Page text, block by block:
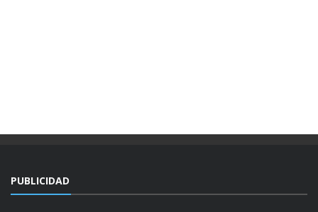
PUBLICIDAD